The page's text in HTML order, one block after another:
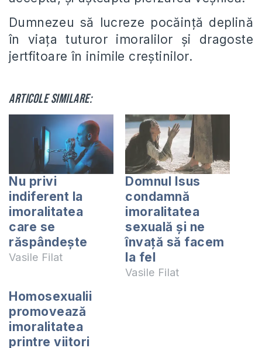
Dumnezeu să lucreze pocăință deplină
în viața tuturor imoralilor și dragoste
jertfitoare în inimile creștinilor.
Articole similare:
Nu privi
indiferent la
imoralitatea
care se
răspândește
Vasile Filat
Domnul Isus
condamnă
imoralitatea
sexuală și ne
învață să facem
la fel
Vasile Filat
Homosexualii
promovează
imoralitatea
printre viitori